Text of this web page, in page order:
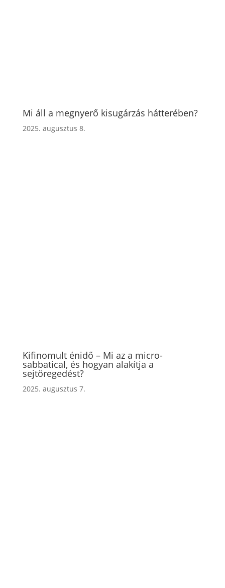
Mi áll a megnyerő kisugárzás hátterében?
2025. augusztus 8.
Kifinomult énidő – Mi az a micro-
sabbatical, és hogyan alakítja a
sejtöregedést?
2025. augusztus 7.